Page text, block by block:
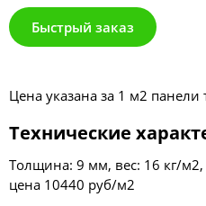
Быстрый заказ
Цена указана за 1 м2
Технические
Толщина: 9 мм, вес: 16 кг/
цена 10440 руб/м2